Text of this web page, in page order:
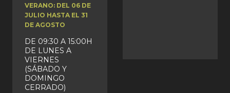
VERANO: DEL 06 DE
JULIO HASTA EL 31
DE AGOSTO
DE 09:30 A 15:00H
DE LUNES A
VIERNES
(SÁBADO Y
DOMINGO
CERRADO)